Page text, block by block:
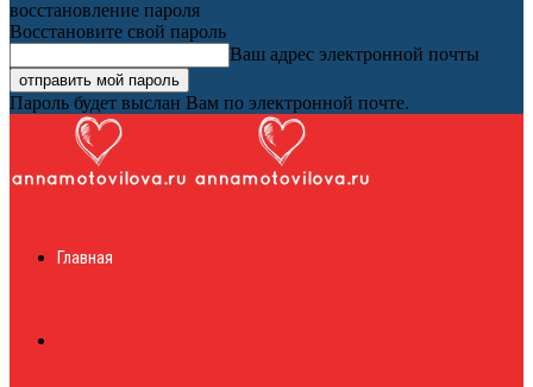
восстановление пароля
Восстановите свой пароль
Ваш адрес электронной почты
Пароль будет выслан Вам по электронной почте.
журналГлавная